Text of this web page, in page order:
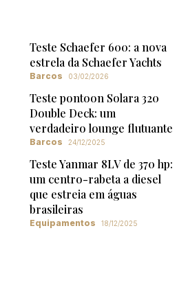
Teste Schaefer 600: a nova
estrela da Schaefer Yachts
Barcos 03/02/2026
Teste pontoon Solara 320
Double Deck: um
verdadeiro lounge flutuante
Barcos 24/12/2025
Teste Yanmar 8LV de 370 hp:
um centro-rabeta a diesel
que estreia em águas
brasileiras
Equipamentos 18/12/2025